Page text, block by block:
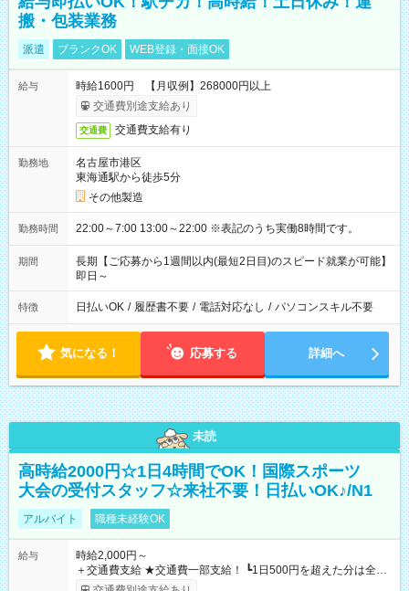
搬・包装業務
派遣 ブランクOK WEB登録・面接OK
給与
時給1600円 【月収例】268000円以上
交通費別途支給あり
交通費 交通費支給有り
勤務地
名古屋市港区
東海通駅から徒歩5分
その他製造
勤務時間 22:00～7:00 13:00～22:00 ※表記のうち実働8時間です。
期間
長期【ご応募から1週間以内(最短2日目)のスピード就業が可能】
即日～
特徴 日払いOK / 履歴書不要 / 電話対応なし / パソコンスキル不要
気になる！ 応募する 詳細へ
未読
高時給2000円☆1日4時間でOK！国際スポーツ
大会の受付スタッフ☆来社不要！日払いOK♪/N1
アルバイト 職種未経験OK
給与
時給2,000円～
＋交通費支給 ★交通費一部支給！ ┗1日500円を超えた分は全額
支給！ ※往復500円以内の方は自己負担となります ★日払い